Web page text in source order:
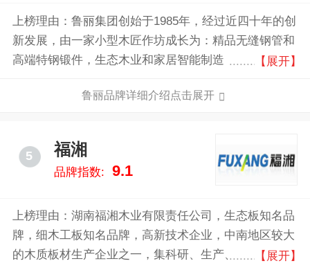
上榜理由：鲁丽集团创始于1985年，经过近四十年的创
新发展，由一家小型木匠作坊成长为：精品无缝钢管和
高端特钢锻件，生态木业和家居智能制造，进出口贸易
净化和废旧资源回收等环保节能利用于一体的大型企业
业链条。
【展开】
鲁丽品牌详细介绍点击展开
5 福湘
品牌指数: 9.1
上榜理由：湖南福湘木业有限责任公司，生态板知名品
牌，细木工板知名品牌，高新技术企业，中南地区较大
的木质板材生产企业之一，集科研、生产、营销、服务
【展开】